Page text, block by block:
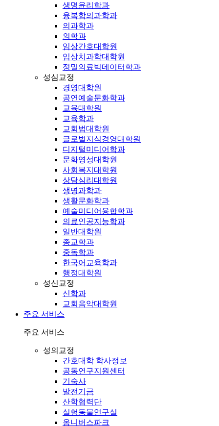
생명윤리학과
융복합의과학과
의과학과
의학과
임상간호대학원
임상치과학대학원
정밀의료빅데이터학과
성심교정
경영대학원
공연예술문화학과
교육대학원
교육학과
교회법대학원
글로벌지식경영대학원
디지털미디어학과
문화영성대학원
사회복지대학원
상담심리대학원
생명과학과
생활문화학과
예술미디어융합학과
의료인공지능학과
일반대학원
종교학과
중독학과
한국어교육학과
행정대학원
성신교정
신학과
교회음악대학원
주요 서비스
주요 서비스
성의교정
간호대학 학사정보
공동연구지원센터
기숙사
발전기금
산학협력단
실험동물연구실
옴니버스파크